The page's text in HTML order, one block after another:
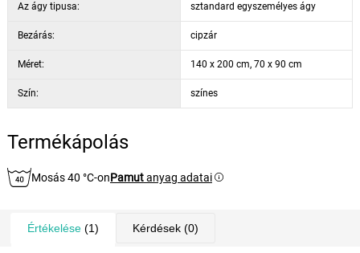
Az ágy tipusa: sztandard egyszemélyes ágy
Bezárás: cipzár
Méret: 140 x 200 cm, 70 x 90 cm
Szín: színes
Termékápolás
Mosás 40 °C-onPamutanyag adatai
Értékelése(1) Kérdések(0)